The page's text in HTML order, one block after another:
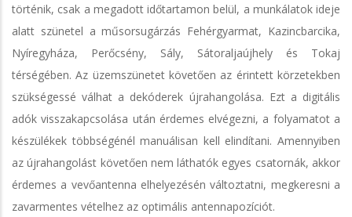
történik, csak a megadott időtartamon belül, a munkálatok ideje
alatt szünetel a műsorsugárzás Fehérgyarmat, Kazincbarcika,
Nyíregyháza, Perőcsény, Sály, Sátoraljaújhely és Tokaj
térségében. Az üzemszünetet követően az érintett körzetekben
szükségessé válhat a dekóderek újrahangolása. Ezt a digitális
adók visszakapcsolása után érdemes elvégezni, a folyamatot a
készülékek többségénél manuálisan kell elindítani. Amennyiben
az újrahangolást követően nem láthatók egyes csatornák, akkor
érdemes a vevőantenna elhelyezésén változtatni, megkeresni a
zavarmentes vételhez az optimális antennapozíciót.